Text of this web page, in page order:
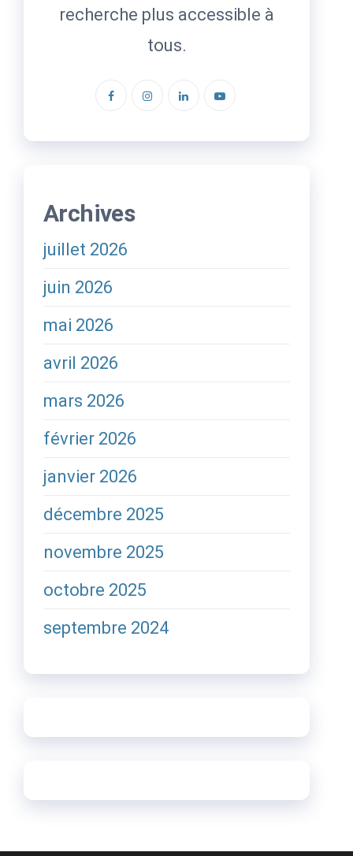
recherche plus accessible à
tous.
Archives
juillet 2026
juin 2026
mai 2026
avril 2026
mars 2026
février 2026
janvier 2026
décembre 2025
novembre 2025
octobre 2025
septembre 2024